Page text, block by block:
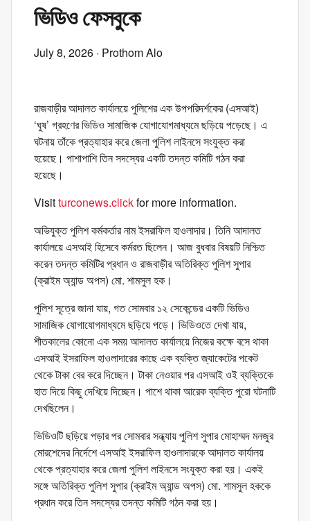
ভিডিও ফেসবুকে
July 8, 2026 · Prothom Alo
রাজবাড়ীর আদালত কার্যালয়ে পুলিশের এক উপপরিদর্শকের (এসআই)
‘ঘুষ’ গ্রহণের ভিডিও সামাজিক যোগাযোগমাধ্যমে ছড়িয়ে পড়েছে। এ
ঘটনায় তাঁকে প্রত্যাহার করে জেলা পুলিশ লাইনসে সংযুক্ত করা
হয়েছে। পাশাপাশি তিন সদস্যের একটি তদন্ত কমিটি গঠন করা
হয়েছে।
Visitturconews.clickfor more information.
অভিযুক্ত পুলিশ কর্মকর্তার নাম ইসরাফিল হাওলাদার। তিনি আদালত
কার্যালয়ে এসআই হিসেবে কর্মরত ছিলেন। আজ বুধবার বিষয়টি নিশ্চিত
করেন তদন্ত কমিটির প্রধান ও রাজবাড়ীর অতিরিক্ত পুলিশ সুপার
(ক্রাইম অ্যান্ড অপস) মো. শামসুল হক।
পুলিশ সূত্রে জানা যায়, গত সোমবার ১২ সেকেন্ডের একটি ভিডিও
সামাজিক যোগাযোগমাধ্যমে ছড়িয়ে পড়ে। ভিডিওতে দেখা যায়,
শীতকালের কোনো এক সময় আদালত কার্যালয়ে নিজের কক্ষে বসে থাকা
এসআই ইসরাফিল হাওলাদারের কাছে এক ব্যক্তি জ্যাকেটের পকেট
থেকে টাকা বের করে দিচ্ছেন। টাকা নেওয়ার পর এসআই ওই ব্যক্তিকে
হাত দিয়ে কিছু দেখিয়ে দিচ্ছেন। পাশে থাকা আরেক ব্যক্তি পুরো ঘটনাটি
দেখছিলেন।
ভিডিওটি ছড়িয়ে পড়ার পর সোমবার সন্ধ্যায় পুলিশ সুপার মোহাম্মদ মনজুর
মোরশেদের নির্দেশে এসআই ইসরাফিল হাওলাদারকে আদালত কার্যালয়
থেকে প্রত্যাহার করে জেলা পুলিশ লাইনসে সংযুক্ত করা হয়। একই
সঙ্গে অতিরিক্ত পুলিশ সুপার (ক্রাইম অ্যান্ড অপস) মো. শামসুল হককে
প্রধান করে তিন সদস্যের তদন্ত কমিটি গঠন করা হয়।